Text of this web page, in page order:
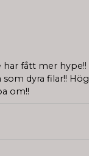
har fått mer hype!!
som dyra filar!! Hög
om!!